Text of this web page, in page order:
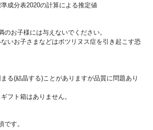
成分表2020の計算による推定値
のお子様には与えないでください。
いお子さまなどはボツリヌス症を引き起こす恐
る(結晶する)ことがありますが品質に問題あり
フト箱はありません。
です。